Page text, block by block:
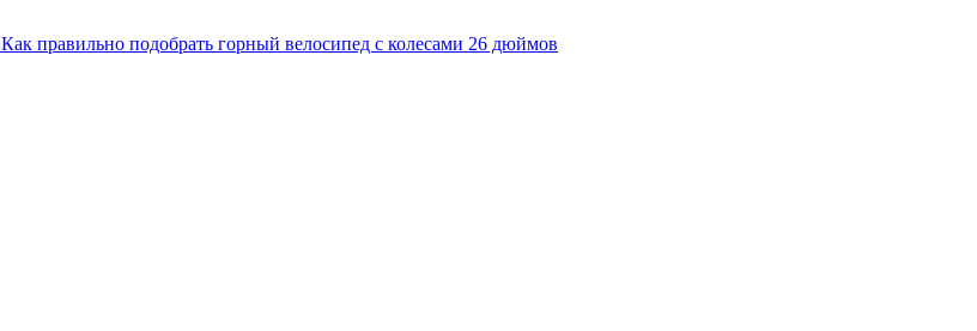
Как правильно подобрать горный велосипед с колесами 26 дюймов